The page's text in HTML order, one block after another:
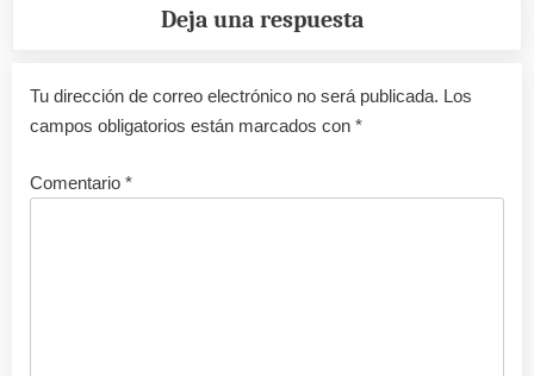
Deja una respuesta
Tu dirección de correo electrónico no será publicada. Los
campos obligatorios están marcados con *
Comentario *